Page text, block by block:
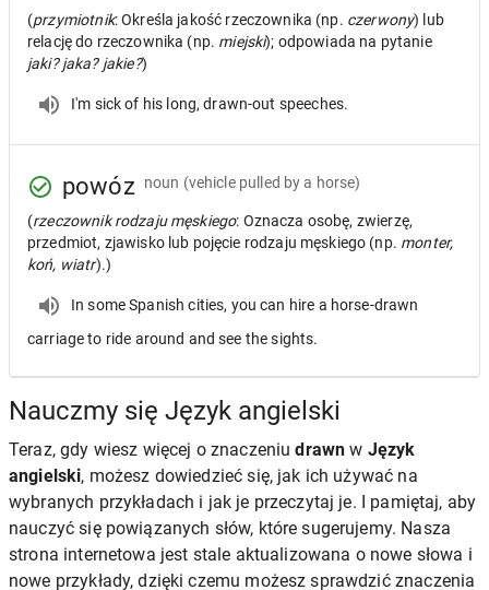
(przymiotnik: Określa jakość rzeczownika (np. czerwony) lub
relację do rzeczownika (np. miejski); odpowiada na pytanie
jaki? jaka? jakie?)
I'm sick of his long, drawn-out speeches.
powóz noun (vehicle pulled by a horse)
(rzeczownik rodzaju męskiego: Oznacza osobę, zwierzę,
przedmiot, zjawisko lub pojęcie rodzaju męskiego (np. monter,
koń, wiatr).)
In some Spanish cities, you can hire a horse-drawn
carriage to ride around and see the sights.
Nauczmy się Język angielski
Teraz, gdy wiesz więcej o znaczeniudrawn w Język
angielski, możesz dowiedzieć się, jak ich używać na
wybranych przykładach i jak je przeczytaj je. I pamiętaj, aby
nauczyć się powiązanych słów, które sugerujemy. Nasza
strona internetowa jest stale aktualizowana o nowe słowa i
nowe przykłady, dzięki czemu możesz sprawdzić znaczenia